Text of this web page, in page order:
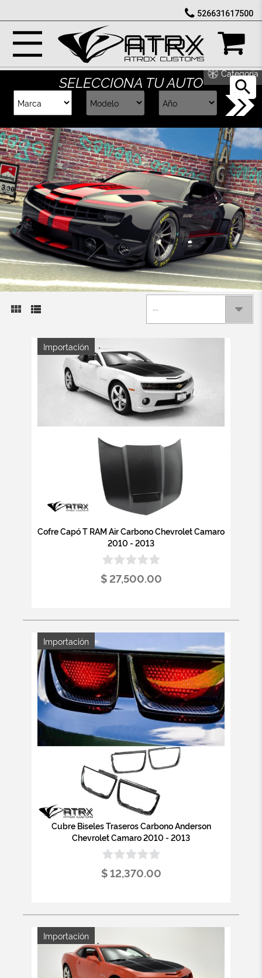
Marcas
Reputación
Cotizador
Contacto
Rastreo-
526631617500
SELECCIONA TU AUTO
--
Categoría
Importación
Cofre Capó T RAM Air Carbono Chevrolet Camaro
2010 - 2013
$ 27,500.00
Importación
Cubre Biseles Traseros Carbono Anderson
Chevrolet Camaro 2010 - 2013
$ 12,370.00
Importación